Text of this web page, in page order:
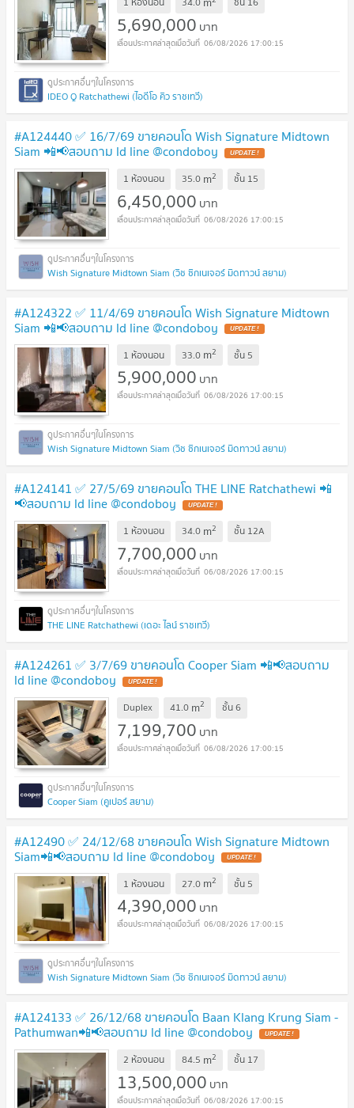
5,690,000 บาท
06/08/2026 17:00:15
IDEO Q Ratchathewi (ไอดีโอ คิว ราชเทวี)
#A124440 ✅ 16/7/69 ขายคอนโด Wish Signature Midtown
Siam 📲📢สอบถาม ld line @condoboy UPDATE !
1 ห้องนอน 35.0 m2 ชั้น 15
6,450,000 บาท
06/08/2026 17:00:15
Wish Signature Midtown Siam (วิช ซิกเนเจอร์ มิดทาวน์ สยาม)
#A124322 ✅ 11/4/69 ขายคอนโด Wish Signature Midtown
Siam 📲📢สอบถาม ld line @condoboy UPDATE !
1 ห้องนอน 33.0 m2 ชั้น 5
5,900,000 บาท
06/08/2026 17:00:15
Wish Signature Midtown Siam (วิช ซิกเนเจอร์ มิดทาวน์ สยาม)
#A124141 ✅ 27/5/69 ขายคอนโด THE LINE Ratchathewi 📲
📢สอบถาม ld line @condoboy UPDATE !
1 ห้องนอน 34.0 m2 ชั้น 12A
7,700,000 บาท
06/08/2026 17:00:15
THE LINE Ratchathewi (เดอะ ไลน์ ราชเทวี)
#A124261 ✅ 3/7/69 ขายคอนโด Cooper Siam 📲📢สอบถาม
ld line @condoboy UPDATE !
Duplex 41.0 m2 ชั้น6
7,199,700 บาท
06/08/2026 17:00:15
Cooper Siam (คูเปอร์ สยาม)
#A12490 ✅ 24/12/68 ขายคอนโด Wish Signature Midtown
Siam📲📢สอบถาม ld line @condoboy UPDATE !
1 ห้องนอน 27.0 m2 ชั้น 5
4,390,000 บาท
06/08/2026 17:00:15
Wish Signature Midtown Siam (วิช ซิกเนเจอร์ มิดทาวน์ สยาม)
#A124133 ✅ 26/12/68 ขายคอนโด Baan Klang Krung Siam -
Pathumwan📲📢สอบถาม ld line @condoboy UPDATE !
2 ห้องนอน 84.5 m2 ชั้น 17
13,500,000 บาท
06/08/2026 17:00:15